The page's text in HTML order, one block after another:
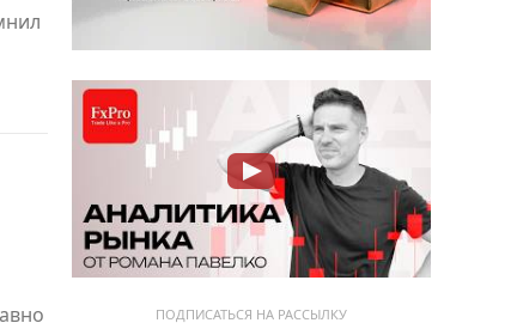
ПОДПИСАТЬСЯ НА РАССЫЛКУ